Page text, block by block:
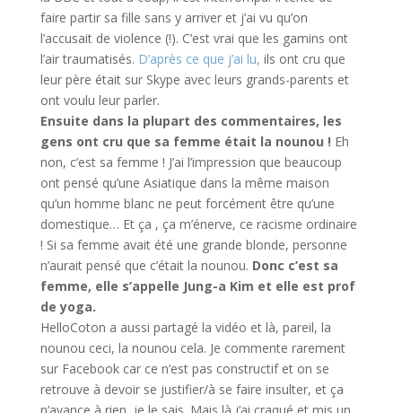
faire partir sa fille sans y arriver et j’ai vu qu’on
l’accusait de violence (!). C’est vrai que les gamins ont
l’air traumatisés. D’après ce que j’ai lu, ils ont cru que
leur père était sur Skype avec leurs grands-parents et
ont voulu leur parler.
Ensuite dans la plupart des commentaires, les
gens ont cru que sa femme était la nounou ! Eh
non, c’est sa femme ! J’ai l’impression que beaucoup
ont pensé qu’une Asiatique dans la même maison
qu’un homme blanc ne peut forcément être qu’une
domestique… Et ça , ça m’énerve, ce racisme ordinaire
! Si sa femme avait été une grande blonde, personne
n’aurait pensé que c’était la nounou. Donc c’est sa
femme, elle s’appelle Jung-a Kim et elle est prof
de yoga.
HelloCoton a aussi partagé la vidéo et là, pareil, la
nounou ceci, la nounou cela. Je commente rarement
sur Facebook car ce n’est pas constructif et on se
retrouve à devoir se justifier/à se faire insulter, et ça